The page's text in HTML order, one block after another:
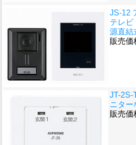
JS-12
テレビ
源直結
販売価
JT-2S-
ニター
販売価